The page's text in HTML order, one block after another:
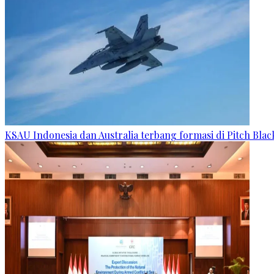
KSAU Indonesia dan Australia terbang formasi di Pitch